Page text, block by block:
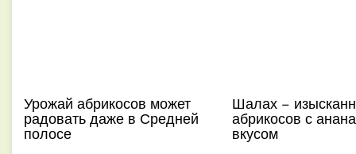
Урожай абрикосов может
радовать даже в Средней
полосе
Шалах −
абрикосов с
вкусом